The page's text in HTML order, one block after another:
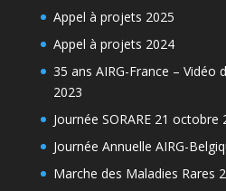
Appel à projets 2025
Appel à projets 2024
35 ans AIRG-France – Vidéo
2023
Journée SORARE 21 octobre
Journée Annuelle AIRG-
Marche des Maladies Rares